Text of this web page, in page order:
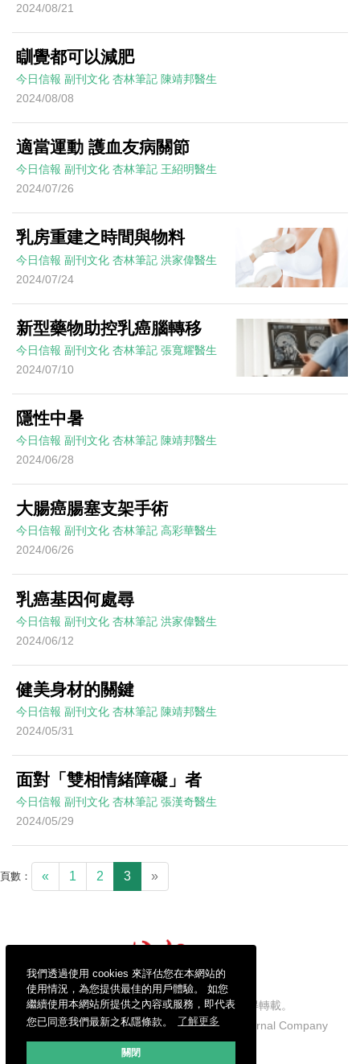
我們透過使用 cookies 來評估您在本網站的
使用情況，為您提供最佳的用戶體驗。 如您
繼續使用本網站所提供之內容或服務，即代表
您已同意我們最新之私隱條款。
了解更多
關閉
2024/08/21
瞓覺都可以減肥
今日信報 副刊文化 杏林筆記 陳靖邦醫生
2024/08/08
適當運動 護血友病關節
今日信報 副刊文化 杏林筆記 王紹明醫生
2024/07/26
乳房重建之時間與物料
今日信報 副刊文化 杏林筆記 洪家偉醫生
2024/07/24
新型藥物助控乳癌腦轉移
今日信報 副刊文化 杏林筆記 張寬耀醫生
2024/07/10
隱性中暑
今日信報 副刊文化 杏林筆記 陳靖邦醫生
2024/06/28
大腸癌腸塞支架手術
今日信報 副刊文化 杏林筆記 高彩華醫生
2024/06/26
乳癌基因何處尋
今日信報 副刊文化 杏林筆記 洪家偉醫生
2024/06/12
健美身材的關鍵
今日信報 副刊文化 杏林筆記 陳靖邦醫生
2024/05/31
面對「雙相情緒障礙」者
今日信報 副刊文化 杏林筆記 張漢奇醫生
2024/05/29
頁數： « 1 2 3 »
信報財經新聞有限公司版權所有，不得轉載。
Copyright © 2026 Hong Kong Economic Journal Company
Limited. All rights reserved.